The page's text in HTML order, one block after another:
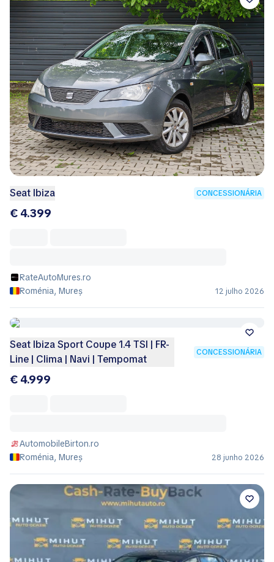
Seat Ibiza CONCESSIONÁRIA
€ 4.399
RateAutoMures.ro
Roménia, Mureș
12 julho 2026
Seat Ibiza Sport Coupe 1.4 TSI | FR-
Line | Clima | Navi | Tempomat
CONCESSIONÁRIA
€ 4.999
AutomobileBirton.ro
Roménia, Mureș
28 junho 2026